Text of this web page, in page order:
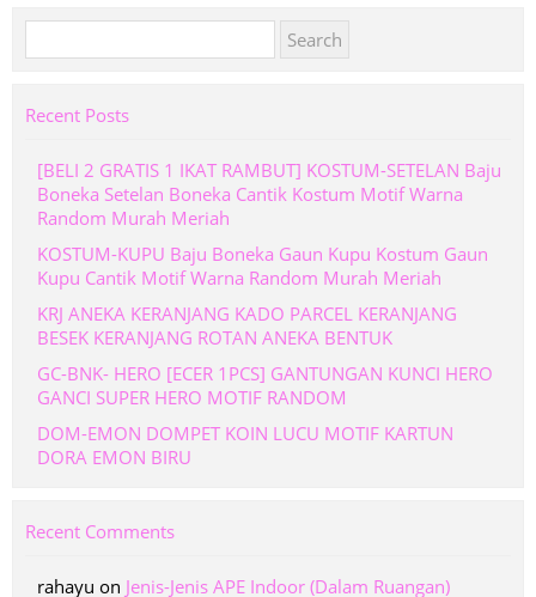
for:
Recent Posts
[BELI 2 GRATIS 1 IKAT RAMBUT] KOSTUM-SETELAN Baju
Boneka Setelan Boneka Cantik Kostum Motif Warna
Random Murah Meriah
KOSTUM-KUPU Baju Boneka Gaun Kupu Kostum Gaun
Kupu Cantik Motif Warna Random Murah Meriah
KRJ ANEKA KERANJANG KADO PARCEL KERANJANG
BESEK KERANJANG ROTAN ANEKA BENTUK
GC-BNK- HERO [ECER 1PCS] GANTUNGAN KUNCI HERO
GANCI SUPER HERO MOTIF RANDOM
DOM-EMON DOMPET KOIN LUCU MOTIF KARTUN
DORA EMON BIRU
Recent Comments
rahayu on Jenis-Jenis APE Indoor (Dalam Ruangan)